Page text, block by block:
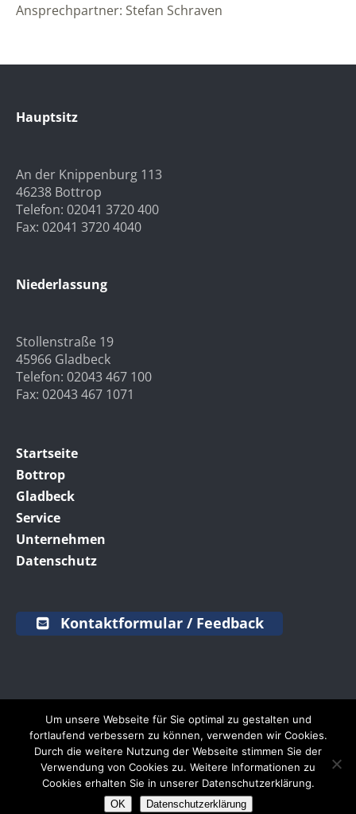
Ansprechpartner: Stefan Schraven
Hauptsitz
An der Knippenburg 113
46238 Bottrop
Telefon: 02041 3720 400
Fax: 02041 3720 4040
Niederlassung
Stollenstraße 19
45966 Gladbeck
Telefon: 02043 467 100
Fax: 02043 467 1071
Startseite
Bottrop
Gladbeck
Service
Unternehmen
Datenschutz
Kontaktformular / Feedback
SCHRAVEN Truck & Trailer Service | E-Mail:
info@schraven.de|SCANIA Assistance 24h:0261
887 8888
Um unsere Webseite für Sie optimal zu gestalten und
fortlaufend verbessern zu können, verwenden wir Cookies.
Durch die weitere Nutzung der Webseite stimmen Sie der
Verwendung von Cookies zu. Weitere Informationen zu
Cookies erhalten Sie in unserer Datenschutzerklärung.
OK Datenschutzerklärung